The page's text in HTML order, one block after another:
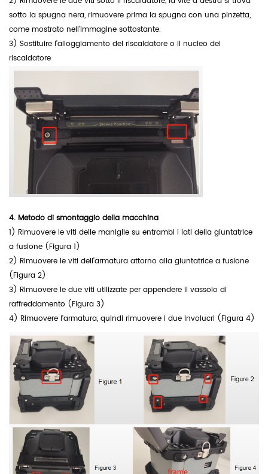
sotto la spugna nera, rimuovere prima la spugna con una pinzetta,
come mostrato nell'immagine sottostante.
3) Sostituire l'alloggiamento del riscaldatore o il nucleo del
riscaldatore
4. Metodo di smontaggio della macchina
1) Rimuovere le viti delle maniglie su entrambi i lati della giuntatrice
a fusione (Figura 1)
2) Rimuovere le viti dell'armatura attorno alla giuntatrice a fusione
(Figura 2)
3) Rimuovere le due viti utilizzate per appendere il vassoio di
raffreddamento (Figura 3)
4) Rimuovere l'armatura, quindi rimuovere i due involucri (Figura 4)